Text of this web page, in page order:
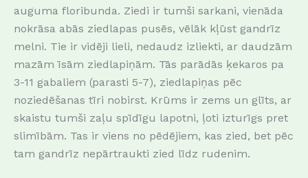
auguma floribunda. Ziedi ir tumši sarkani, vienāda
nokrāsa abās ziedlapas pusēs, vēlāk kļūst gandrīz
melni. Tie ir vidēji lieli, nedaudz izliekti, ar daudzām
mazām īsām ziedlapiņām. Tās parādās ķekaros pa
3-11 gabaliem (parasti 5-7), ziedlapiņas pēc
noziedēšanas tīri nobirst. Krūms ir zems un glīts, ar
skaistu tumši zaļu spīdīgu lapotni, ļoti izturīgs pret
slimībām. Tas ir viens no pēdējiem, kas zied, bet pēc
tam gandrīz nepārtraukti zied līdz rudenim.